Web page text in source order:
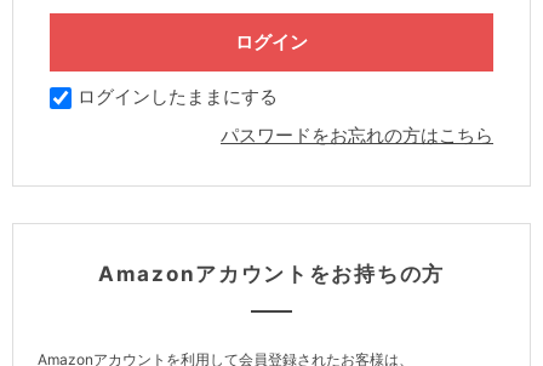
ログインしたままにする
パスワードをお忘れの方はこちら
Amazonアカウントをお持ちの方
Amazonアカウントを利用して会員登録されたお客様は、